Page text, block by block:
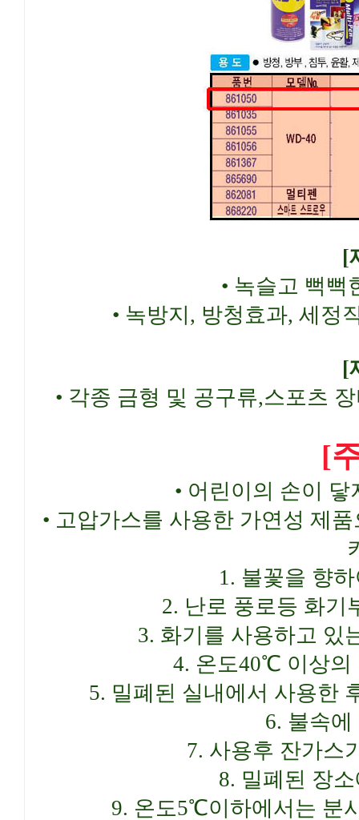
[
• 녹슬고 뻑뻑
• 녹방지, 방청효과, 세정
[
• 각종 금형 및 공구류,스포츠
[
• 어린이의 손이
• 고압가스를 사용한 가연성 제
1. 불꽃을 향
2. 난로 풍로등 화기
3. 화기를 사용하고 있
4. 온도40℃ 이상의
5. 밀폐된 실내에서 사용한
6. 불속
7. 사용후 잔가스
8. 밀폐된 장
9. 온도5℃이하에서는 분